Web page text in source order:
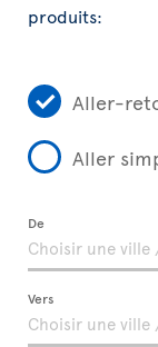
produits:
Aller-
Aller
De
Vers